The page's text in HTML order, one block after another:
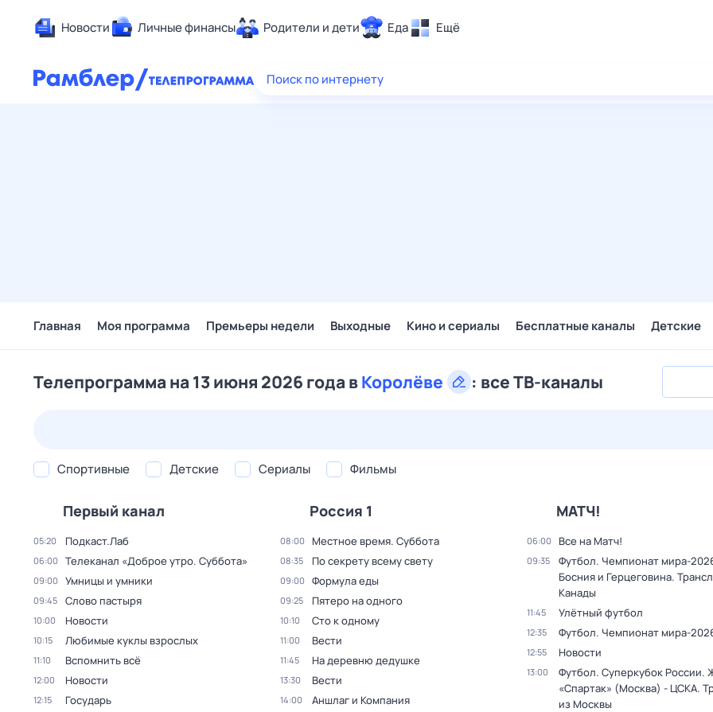
Новости Личные финансы Родители и дети Еда Ещё
Здоровье
Поиск по интернету
Главная Моя программа Премьеры недели Выходные Кино и сериалы Бесплатные каналы Детские
Телепрограмма на 13 июня 2026 года вКоролёве : все ТВ-каналы
Спортивные Детские Сериалы Фильмы
Первый канал
05:20 Подкаст.Лаб
06:00 Телеканал «Доброе утро. Суббота»
09:00 Умницы и умники
09:45 Слово пастыря
10:00 Новости
10:15 Любимые куклы взрослых
11:10 Вспомнить всё
12:00 Новости
12:15 Государь
Россия 1
08:00 Местное время. Суббота
08:35 По секрету всему свету
09:00 Формула еды
09:25 Пятеро на одного
10:10 Сто к одному
11:00 Вести
11:45 На деревню дедушке
13:30 Вести
14:00 Аншлаг и Компания
МАТЧ!
06:00 Все на Матч!
09:35
Футбол. Чемпионат мира-
Босния и Герцеговина.
Канады
11:45 Улётный футбол
12:35 Футбол. Чемпионат мира-
12:55 Новости
13:00
Футбол. Суперкубок
«Спартак» (Москва) - ЦСКА.
из Москвы